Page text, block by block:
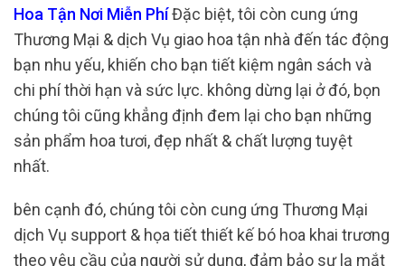
Hoa Tận Nơi Miễn PhíĐặc biệt, tôi còn cung ứng
Thương Mại & dịch Vụ giao hoa tận nhà đến tác động
bạn nhu yếu, khiến cho bạn tiết kiệm ngân sách và
chi phí thời hạn và sức lực. không dừng lại ở đó, bọn
chúng tôi cũng khẳng định đem lại cho bạn những
sản phẩm hoa tươi, đẹp nhất & chất lượng tuyệt
nhất.
bên cạnh đó, chúng tôi còn cung ứng Thương Mại
dịch Vụ support & họa tiết thiết kế bó hoa khai trương
theo yêu cầu của người sử dụng, đảm bảo sự lạ mắt